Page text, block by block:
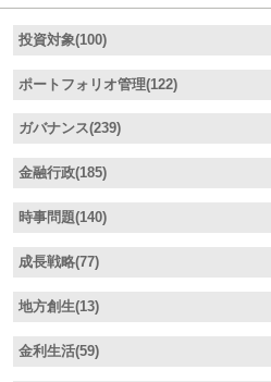
投資対象(100)
ポートフォリオ管理(122)
ガバナンス(239)
金融行政(185)
時事問題(140)
成長戦略(77)
地方創生(13)
金利生活(59)